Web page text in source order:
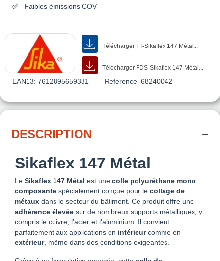
Faibles émissions COV
Télécharger FT-Sikaflex 147 Métal...
Télécharger FDS-Sikaflex 147 Métal...
EAN13: 7612895659381 Reference: 68240042
DESCRIPTION
Sikaflex 147 Métal
Le Sikaflex 147 Métal est une colle polyuréthane mono
composante spécialement conçue pour le collage de
métaux dans le secteur du bâtiment. Ce produit offre une
adhérence élevée sur de nombreux supports métalliques, y
compris le cuivre, l’acier et l’aluminium. Il convient
parfaitement aux applications en intérieurcomme en
extérieur, même dans des conditions exigeantes.